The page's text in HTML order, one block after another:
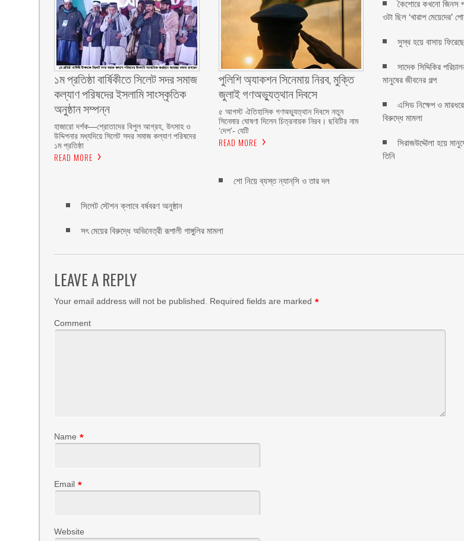
১ম প্রতিষ্ঠা বার্ষিকীতে সিলেট সদর সমাজ
কল্যাণ পরিষদের ইসলামি সাংস্কৃতিক
অনুষ্ঠান সম্পন্ন
‎হাজারো দর্শক—শ্রোতাদের বিপুল আগ্রহ, উৎসাহ ও
উদ্দিপনার মধ্যদিয়ে সিলেট সদর সমাজ কল্যাণ পরিষদের
১ম প্রতিষ্ঠা
READ MORE
পুলিশি অ্যাকশন সিনেমায় নিরব, মুক্তি
জুলাই গণঅভ্যুত্থান দিবসে
৫ আগস্ট ঐতিহাসিক গণঅভ্যুত্থান দিবসে নতুন
সিনেমার ঘোষণা দিলেন চিত্রনায়ক নিরব। ছবিটির নাম
‘দেশ’- যেটি
READ MORE
কৈশোরে কখনো জিনস
ওটা ছিল ‘খারাপ মেয়েদের’
সুস্থ হয়ে বাসায়
সাদেক সিদ্দিকির
মানুষের জীবনের গল্প
এসিড নিক্ষেপ ও
বিরুদ্ধে মামলা
সিরাজউদ্দৌলা হয়ে
তিনি
শো নিয়ে ব্যস্ত ন্যান্‌সি ও তার দল
সিলেট স্টেশন ক্লাবে বর্ষবরণ অনুষ্ঠান
সৎ মেয়ের বিরুদ্ধে অভিনেত্রী রূপালী গাঙ্গুলির মামলা
LEAVE A REPLY
Your email address will not be published. Required fields are marked *
Comment
Name *
Email *
Website